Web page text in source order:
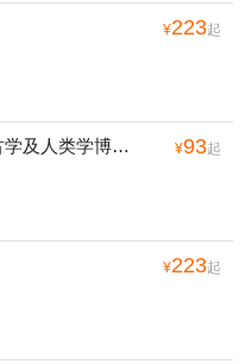
¥223起
宾夕法尼亚大学考古学及人类学博物馆 ¥93起
¥223起